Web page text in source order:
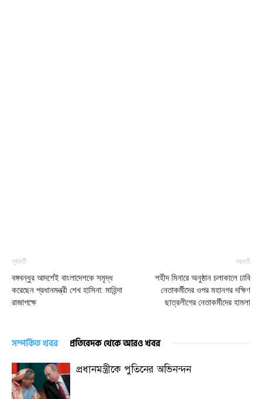
পূর্ববর্তী
বঙ্গবন্ধুর আদর্শেই বাংলাদেশকে সমৃদ্ধ
করেছেন প্রধানমন্ত্রী শেখ হাসিনা: মাহিন্দা
রাজাপক্ষে
পরবর্তী
শহীদ মিনারে অনুষ্ঠান চলাকালে ঢাবি
নেতাকর্মীদের ওপর মহানগর দক্ষিণ
ছাত্রলীগের নেতাকর্মীদের হামলা
সম্পর্কিত খবর প্রতিবেদক থেকে আরও খবর
প্রধানমন্ত্রীকে পুতিনের অভিনন্দন